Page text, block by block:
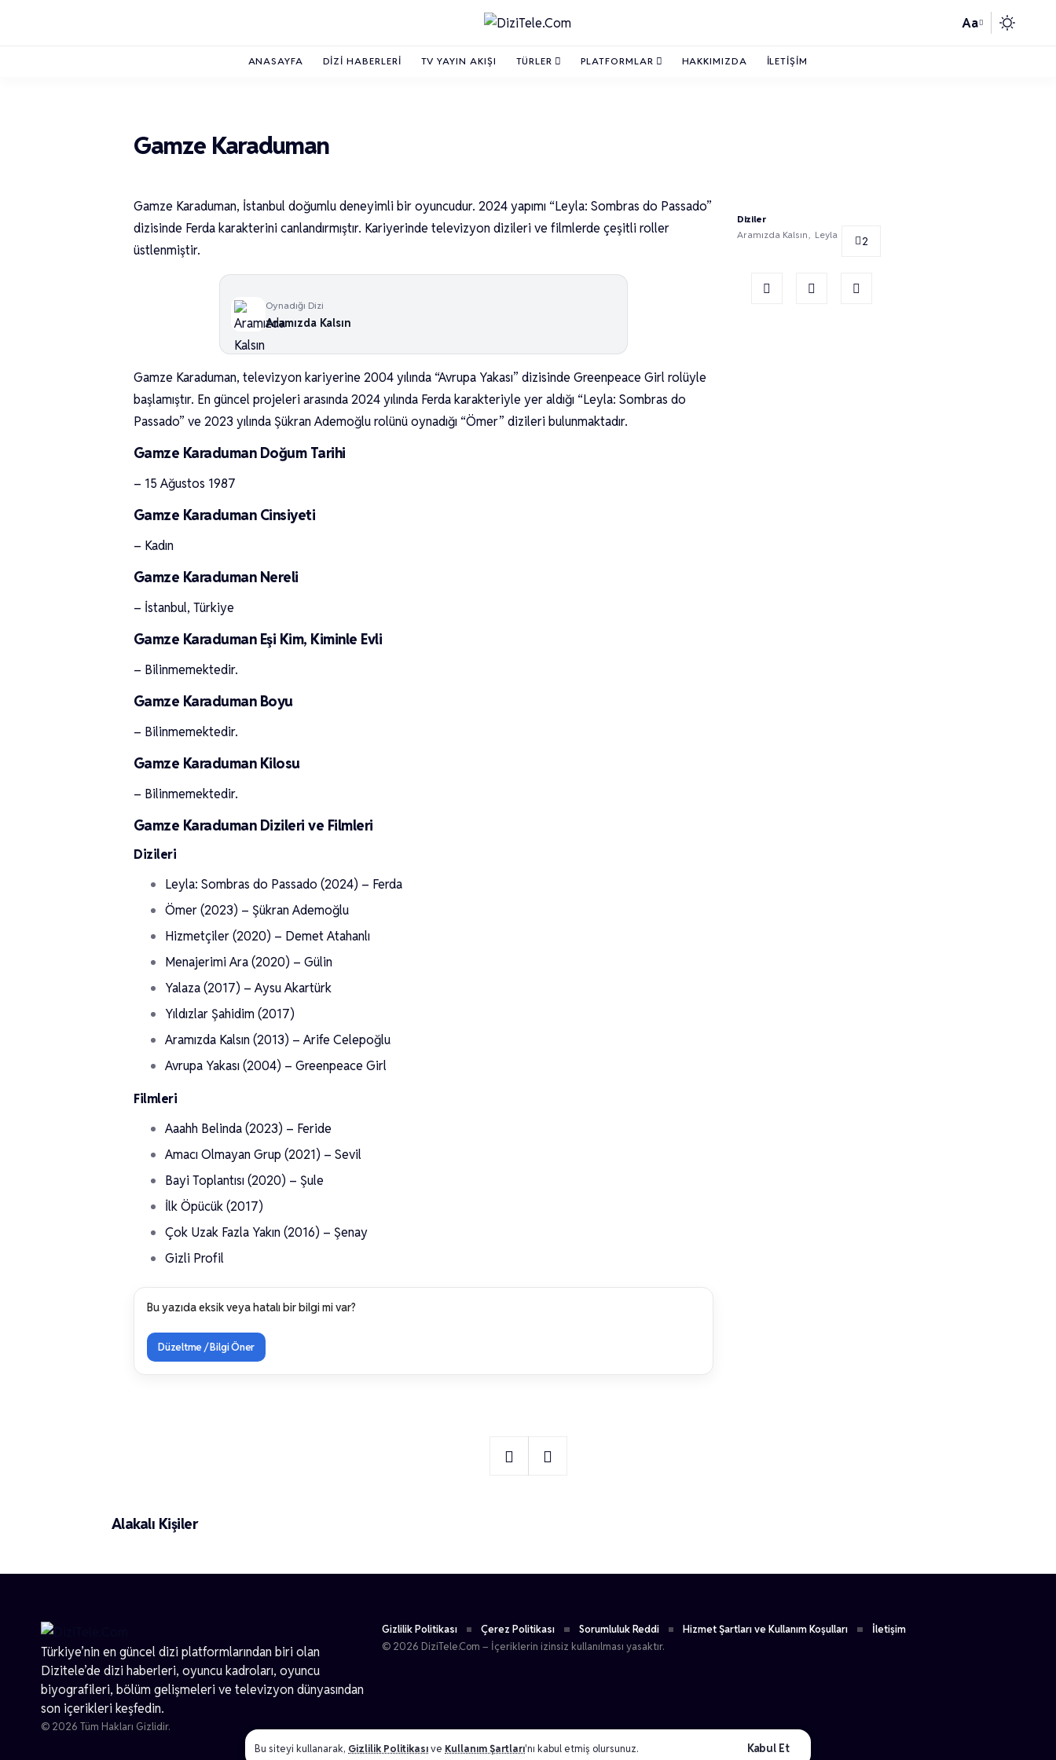
Bu siteyi kullanarak, Gizlilik Politikasıve Kullanım Şartları'nı kabul etmiş olursunuz. Kabul Et
Aa
ANASAYFA DIZI HABERLERI TV YAYIN AKIŞI TÜRLER PLATFORMLAR HAKKIMIZDA İLETIŞIM
Gamze Karaduman
Gamze Karaduman, İstanbul doğumlu deneyimli bir oyuncudur. 2024 yapımı “Leyla: Sombras do Passado”
dizisinde Ferda karakterini canlandırmıştır. Kariyerinde televizyon dizileri ve filmlerde çeşitli roller
üstlenmiştir.
Oynadığı Dizi
Aramızda Kalsın
Gamze Karaduman, televizyon kariyerine 2004 yılında “Avrupa Yakası” dizisinde Greenpeace Girl rolüyle
başlamıştır. En güncel projeleri arasında 2024 yılında Ferda karakteriyle yer aldığı “Leyla: Sombras do
Passado” ve 2023 yılında Şükran Ademoğlu rolünü oynadığı “Ömer” dizileri bulunmaktadır.
Gamze Karaduman Doğum Tarihi
– 15 Ağustos 1987
Gamze Karaduman Cinsiyeti
– Kadın
Gamze Karaduman Nereli
– İstanbul, Türkiye
Gamze Karaduman Eşi Kim, Kiminle Evli
– Bilinmemektedir.
Gamze Karaduman Boyu
– Bilinmemektedir.
Gamze Karaduman Kilosu
– Bilinmemektedir.
Gamze Karaduman Dizileri ve Filmleri
Dizileri
Leyla: Sombras do Passado (2024) – Ferda
Ömer (2023) – Şükran Ademoğlu
Hizmetçiler (2020) – Demet Atahanlı
Menajerimi Ara (2020) – Gülin
Yalaza (2017) – Aysu Akartürk
Yıldızlar Şahidim (2017)
Aramızda Kalsın (2013) – Arife Celepoğlu
Avrupa Yakası (2004) – Greenpeace Girl
Filmleri
Aaahh Belinda (2023) – Feride
Amacı Olmayan Grup (2021) – Sevil
Bayi Toplantısı (2020) – Şule
İlk Öpücük (2017)
Çok Uzak Fazla Yakın (2016) – Şenay
Gizli Profil
Bu yazıda eksik veya hatalı bir bilgi mi var?
Düzeltme / Bilgi Öner
Diziler
Aramızda Kalsın
Leyla 2
Alakalı Kişiler
Ecem Çalık
Türkiye’nin en güncel dizi platformlarından biri olan
Dizitele’de dizi haberleri, oyuncu kadroları, oyuncu
biyografileri, bölüm gelişmeleri ve televizyon dünyasından
son içerikleri keşfedin.
© 2026 Tüm Hakları Gizlidir.
Gizlilik Politikası Çerez Politikası Sorumluluk Reddi Hizmet Şartları ve Kullanım Koşulları
İletişim
© 2026 DiziTele.Com – İçeriklerin izinsiz kullanılması yasaktır.